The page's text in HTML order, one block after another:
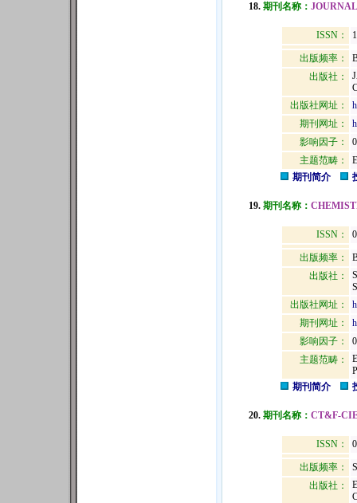
18. 期刊名称：
ISSN：
出版频率：
出版社：
出版社网址：
期刊网址：
影响因子：
主题范畴：
期刊简介
19. 期刊名称：
ISSN：
出版频率：
出版社：
出版社网址：
期刊网址：
影响因子：
主题范畴：
期刊简介
20. 期刊名称： CT&F-
ISSN：
出版频率：
出版社：